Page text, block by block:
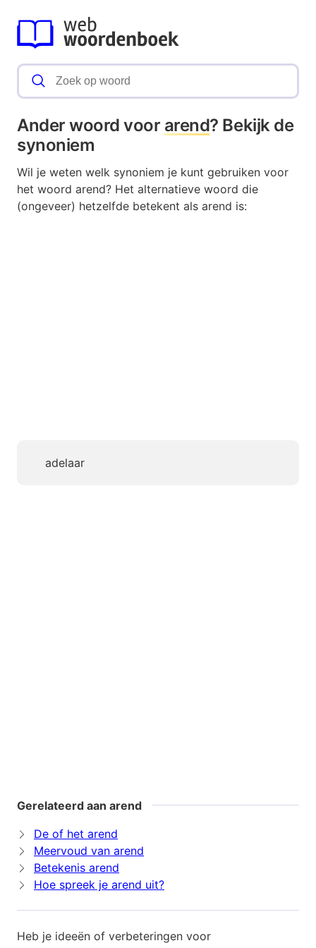
Ander woord voor arend? Bekijk de
synoniem
Wil je weten welk synoniem je kunt gebruiken voor
het woord arend? Het alternatieve woord die
(ongeveer) hetzelfde betekent als arend is:
adelaar
Gerelateerd aan arend
De of het arend
Meervoud van arend
Betekenis arend
Hoe spreek je arend uit?
Heb je ideeën of verbeteringen voor